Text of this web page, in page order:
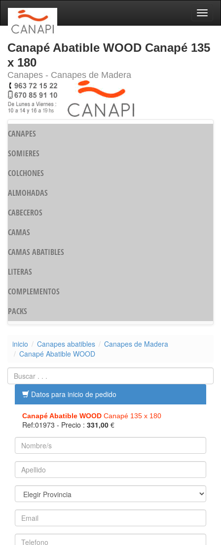
Canapé Abatible WOOD Canapé 135
x 180
Canapes - Canapes de Madera
CANAPES
SOMIERES
COLCHONES
ALMOHADAS
CABECEROS
CAMAS
CAMAS ABATIBLES
LITERAS
COMPLEMENTOS
PACKS
inicio Canapes abatibles
Canapes de Madera
Canapé Abatible WOOD
Datos para inicio de pedido
Canapé Abatible WOOD Canapé 135 x 180
Ref:01973 - Precio : 331,00 €